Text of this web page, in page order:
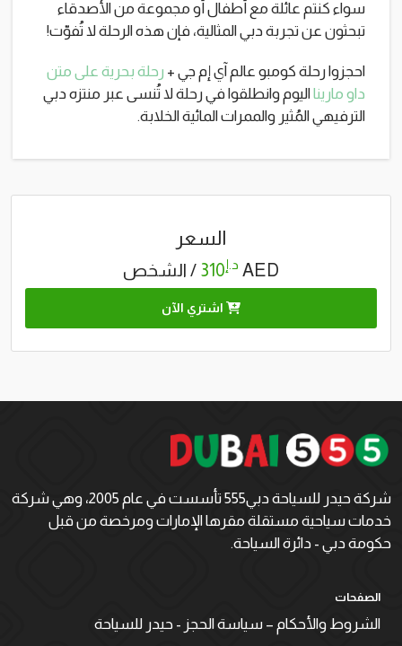
سواء كنتم عائلة مع أطفال أو مجموعة من الأصدقاء
تبحثون عن تجربة دبي المثالية، فإن هذه الرحلة لا تُفوّت!
احجزوا رحلة كومبو عالم آي إم جي + رحلة بحرية على متن
داو مارينااليوم وانطلقوا في رحلة لا تُنسى عبر منتزه دبي
الترفيهي المُثير والممرات المائية الخلابة.
السعر
AED د.إ310 / الشخص
اشتري الآن
شركة حيدر للسياحة دبي555 تأسست في عام 2005، وهي شركة
خدمات سياحية مستقلة مقرها الإمارات ومرخصة من قبل
حكومة دبي - دائرة السياحة.
الصفحات
الشروط والأحكام – سياسة الحجز - حيدر للسياحة